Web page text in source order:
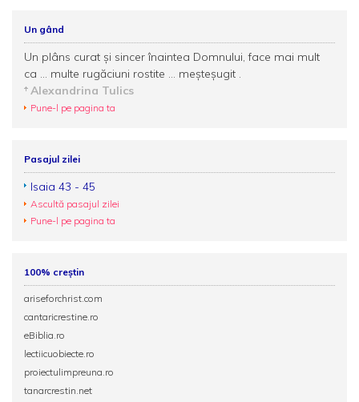
Un gând
Un plâns curat şi sincer înaintea Domnului, face mai mult
ca ... multe rugăciuni rostite ... meşteşugit .
Alexandrina Tulics
Pune-l pe pagina ta
Pasajul zilei
Isaia 43 - 45
Ascultă pasajul zilei
Pune-l pe pagina ta
100% creștin
ariseforchrist.com
cantaricrestine.ro
eBiblia.ro
lectiicuobiecte.ro
proiectulimpreuna.ro
tanarcrestin.net